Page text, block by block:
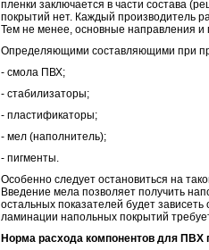
пленки заключается в части состава
покрытий нет. Каждый производитель
Тем не менее, основные направления
Определяющими составляющими при
- смола ПВХ;
- стабилизаторы;
- пластификаторы;
- мел (наполнитель);
- пигменты.
Особенно следует остановиться на
Введение мела позволяет получить
остальных показателей будет
ламинации напольных покрытий
Норма расхода компонентов для